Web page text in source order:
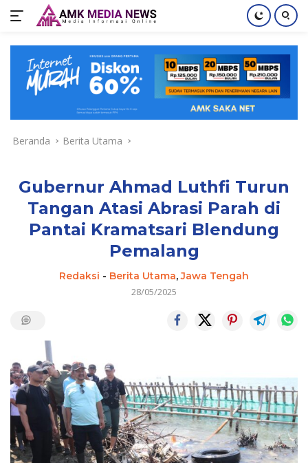
konten
Beranda Berita Utama
Gubernur Ahmad Luthfi Turun
Tangan Atasi Abrasi Parah di
Pantai Kramatsari Blendung
Pemalang
Redaksi - Berita Utama,Jawa Tengah
28/05/2025